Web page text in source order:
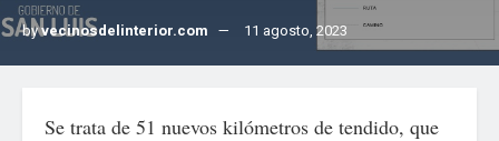
byvecinosdelinterior.com 11 agosto, 2023
Se trata de 51 nuevos kilómetros de tendido, que